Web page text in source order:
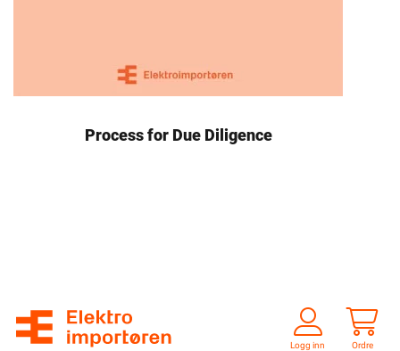
Process for Due Diligence
Logg inn Ordre